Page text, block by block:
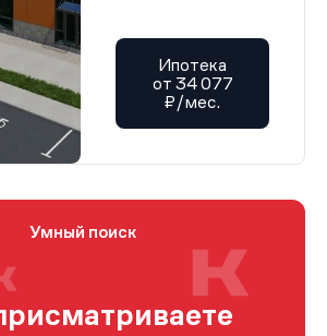
Ипотека
от 34 077
₽/мес.
Умный поиск